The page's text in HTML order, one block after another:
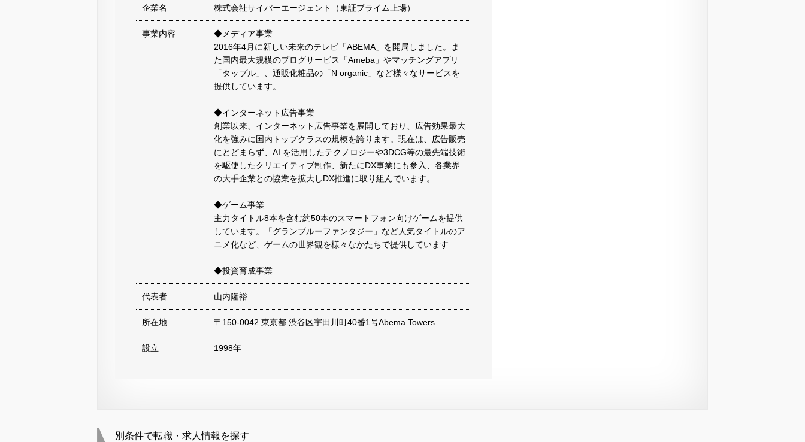
企業名 株式会社サイバーエージェント（東証プライム上場）
事業内容
◆メディア事業
2016年4月に新しい未来のテレビ「ABEMA」を開局しました。ま
た国内最大規模のブログサービス「Ameba」やマッチングアプリ
「タップル」、通販化粧品の「N organic」など様々なサービスを
提供しています。
◆インターネット広告事業
創業以来、インターネット広告事業を展開しており、広告効果最大
化を強みに国内トップクラスの規模を誇ります。現在は、広告販売
にとどまらず、AI を活用したテクノロジーや3DCG等の最先端技術
を駆使したクリエイティブ制作、新たにDX事業にも参入、各業界
の大手企業との協業を拡大しDX推進に取り組んでいます。
◆ゲーム事業
主力タイトル8本を含む約50本のスマートフォン向けゲームを提供
しています。「グランブルーファンタジー」など人気タイトルのア
ニメ化など、ゲームの世界観を様々なかたちで提供しています
◆投資育成事業
代表者 山内隆裕
所在地 〒150-0042 東京都 渋谷区宇田川町40番1号Abema Towers
設立 1998年
別条件で転職・求人情報を探す